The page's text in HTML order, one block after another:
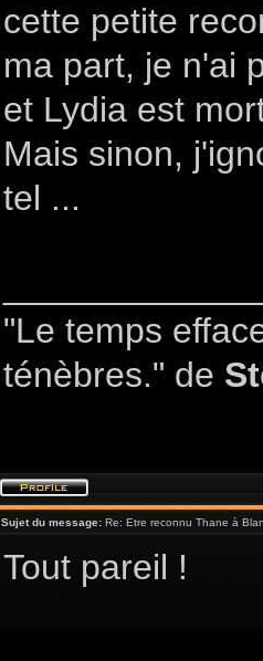
cette petite
ma part, je n'ai
et Lydia est
Mais sinon,
tel ...
"Le temps
ténèbres." de
Sujet du message: Re: Etre reconnu Thane à
Tout pareil !